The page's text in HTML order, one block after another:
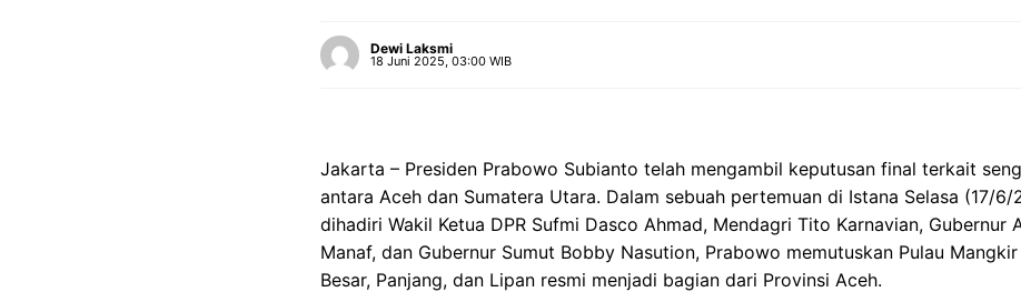
Dewi Laksmi
18 Juni 2025, 03:00 WIB
Jakarta – Presiden Prabowo Subianto telah mengambil keputusan final terkait
antara Aceh dan Sumatera Utara. Dalam sebuah pertemuan di Istana Selasa (17/
dihadiri Wakil Ketua DPR Sufmi Dasco Ahmad, Mendagri Tito Karnavian, Gubernur
Manaf, dan Gubernur Sumut Bobby Nasution, Prabowo memutuskan Pulau
Besar, Panjang, dan Lipan resmi menjadi bagian dari Provinsi Aceh.